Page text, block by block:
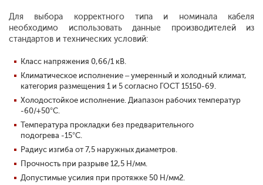
Для выбора корректного типа и номинала кабеля
необходимо использовать данные производителей из
стандартов и технических условий:
Класс напряжения 0,66/1 кВ.
Климатическое исполнение – умеренный и холодный климат,
категория размещения 1 и 5 согласно ГОСТ 15150-69.
Холодостойкое исполнение. Диапазон рабочих температур
-60/+50°С.
Температура прокладки без предварительного
подогрева -15°С.
Радиус изгиба от 7,5 наружных диаметров.
Прочность при разрыве 12,5 Н/мм.
Допустимые усилия при протяжке 50 Н/мм2.